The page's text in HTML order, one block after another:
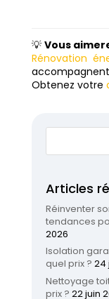
💡 Vous
Rénovation
Obtenez votre
Articles
Réinventer
tendances
2026
Isolation
quel prix ? 24
Nettoyage
prix ? 22 juin